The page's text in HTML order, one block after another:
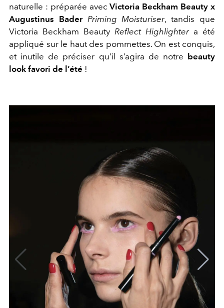
naturelle : préparée avecVictoria Beckham Beauty x
Augustinus Bader Priming Moisturiser, tandis que
Victoria Beckham Beauty Reflect Highlightera été
appliqué sur le haut des pommettes. On est conquis,
et inutile de préciser qu’il s’agira de notre beauty
look favori de l’été !